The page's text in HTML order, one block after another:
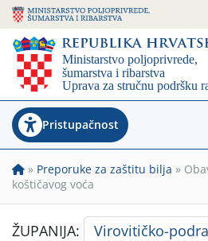
Pristupačnost
» Preporuke za zaštitu bilja »
koštičavog voća
ŽUPANIJA: Virovitičko-